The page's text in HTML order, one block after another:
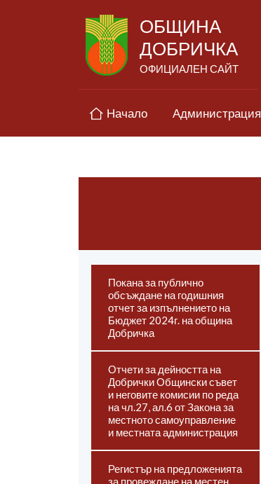
ОБЩИНА
ДОБРИЧКА
ОФИЦИАЛЕН САЙТ
Начало Администрация
Покана за публично
обсъждане на годишния
отчет за изпълнението на
Бюджет 2024г. на община
Добричка
Отчети за дейността на
Добрички Общински съвет
и неговите комисии по реда
на чл.27, ал.6 от Закона за
местното самоуправление
и местната администрация
Регистър на предложенията
за провеждане на местен